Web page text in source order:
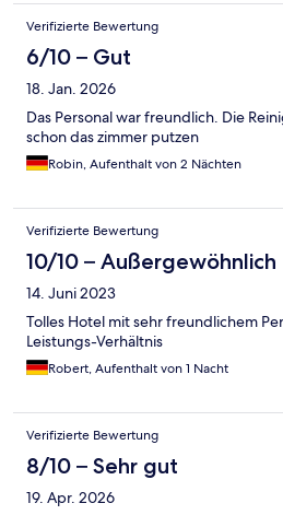
Verifizierte Bewertung
6/10 – Gut
18. Jan. 2026
Das Personal war freundlich. Die
schon das zimmer putzen
Robin, Aufenthalt von 2 Nächten
Verifizierte Bewertung
10/10 – Außergewöhnlich
14. Juni 2023
Tolles Hotel mit sehr freundlichem
Leistungs-Verhältnis
Robert, Aufenthalt von 1 Nacht
Verifizierte Bewertung
8/10 – Sehr gut
19. Apr. 2026